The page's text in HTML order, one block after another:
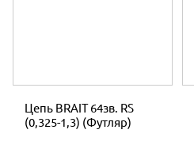
Цепь BRAIT 64зв. RS
(0,325-1,3) (Футляр)